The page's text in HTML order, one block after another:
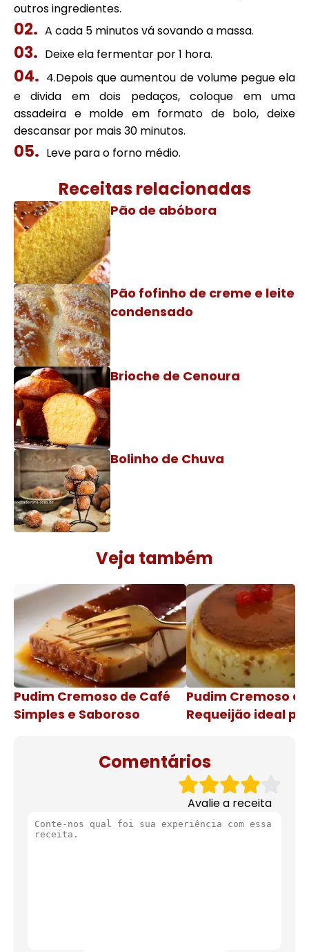
outros ingredientes.
A cada 5 minutos vá sovando a massa.
Deixe ela fermentar por 1 hora.
4.Depois que aumentou de volume pegue ela
e divida em dois pedaços, coloque em uma
assadeira e molde em formato de bolo, deixe
descansar por mais 30 minutos.
Leve para o forno médio.
Receitas relacionadas
Pão de abóbora
Pão fofinho de creme e leite
condensado
Brioche de Cenoura
Bolinho de Chuva
Veja também
Pudim Cremoso de Café
Simples e Saboroso
Pudim Cremoso
Requeijão ideal
Comentários
Avalie a receita